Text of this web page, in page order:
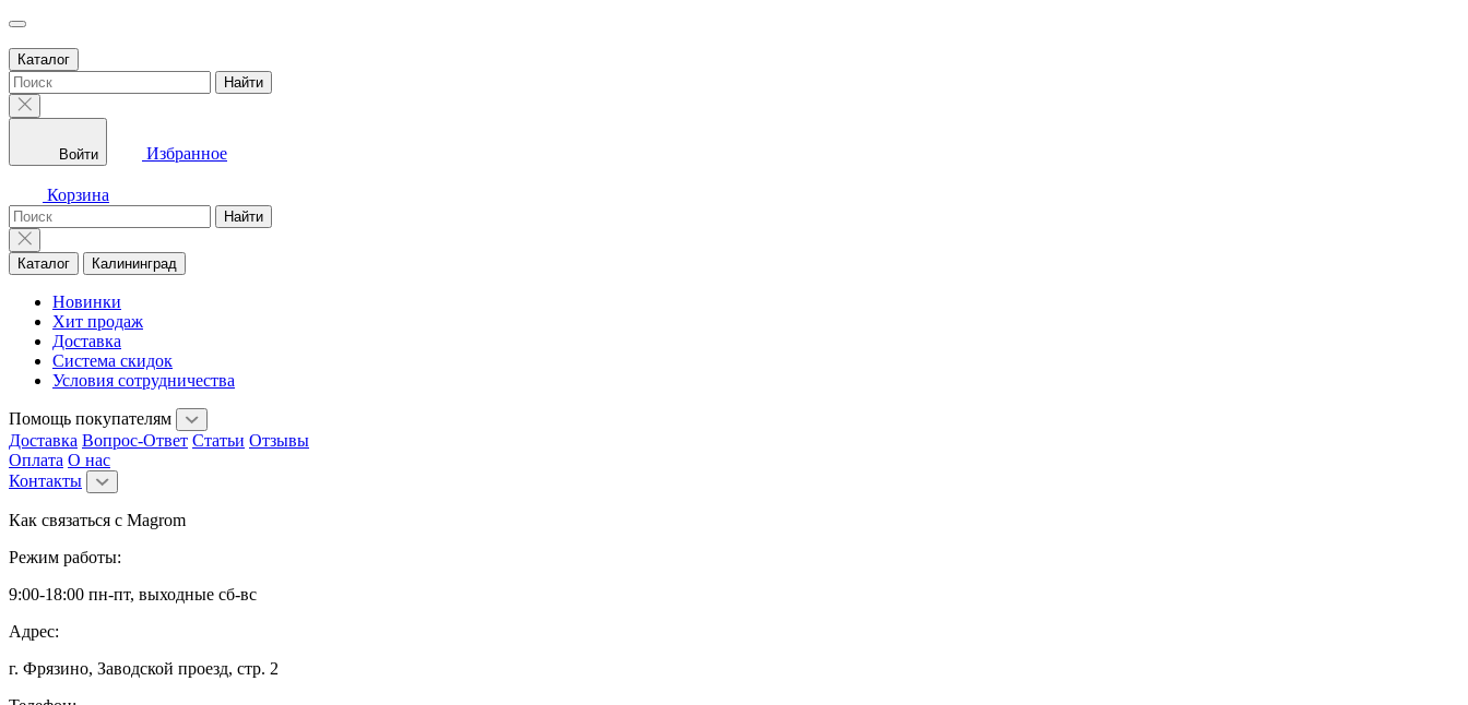
Каталог
Найти
Войти Избранное
Корзина
Найти
Каталог Калининград
Новинки
Хит продаж
Доставка
Система скидок
Условия сотрудничества
Помощь покупателям
Доставка Вопрос-Ответ Статьи Отзывы
Оплата О нас
Контакты
Как связаться с Magrom
Режим работы:
9:00-18:00 пн-пт, выходные сб-вс
Адрес:
г. Фрязино, Заводской проезд, стр. 2